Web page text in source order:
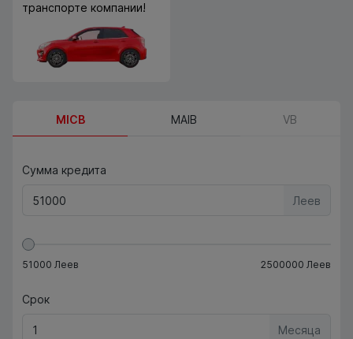
транспорте компании!
MICB MAIB VB
Сумма кредита
Леев
51000 Леев 2500000 Леев
Срок
Месяца